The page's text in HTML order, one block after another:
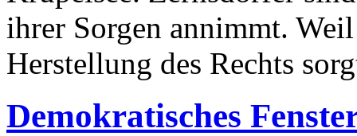
ihrer Sorgen annimmt.
Herstellung des Rechts
Demokratisches